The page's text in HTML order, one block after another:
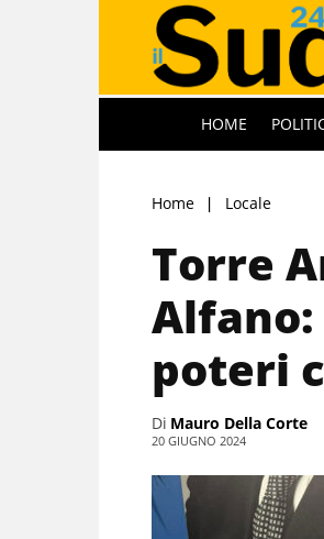
HOME
Home Locale
Torre
poteri
Di Mauro Della Corte
20 GIUGNO 2024